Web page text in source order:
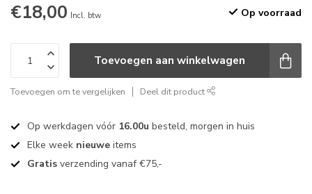
€18,00 Incl. btw Op voorraad
Toevoegen aan winkelwagen
Toevoegen om te vergelijken Deel dit product
Op werkdagen vóór 16.00u besteld, morgen in huis
Elke week nieuwe items
Gratis verzending vanaf €75,-